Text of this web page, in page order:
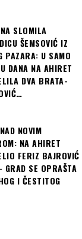
SLOMILA
ŠEMSOVIĆ IZ
PAZARA: U SAMO
DANA NA AHIRET
DVA BRATA-
NOVIM
NA AHIRET
FERIZ BAJROVIĆ
SE OPRAŠTA
I ČESTITOG